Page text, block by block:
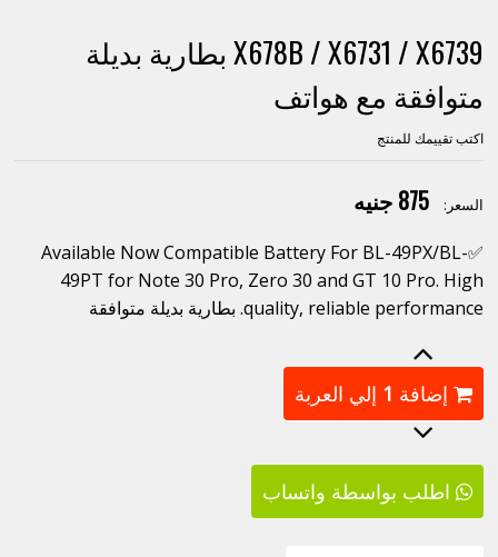
X678B / X6731 / X6739 بطارية بديلة
متوافقة مع هواتف
اكتب تقييمك للمنتج
السعر: 875 جنيه
✅Available Now Compatible Battery For BL-49PX/BL-
49PT for Note 30 Pro, Zero 30 and GT 10 Pro. High
quality, reliable performance. بطارية بديلة متوافقة
إضافة 1 إلي العربة
اطلب بواسطة واتساب